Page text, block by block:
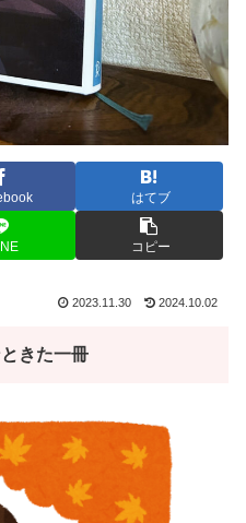
はてブ
コピー
2023.11.30 2024.10.02
きた一冊